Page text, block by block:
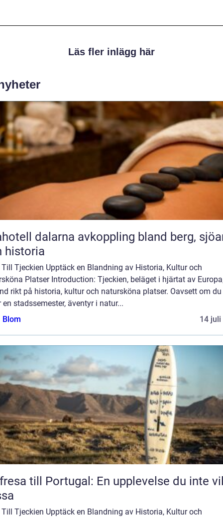
Läs fler inlägg här
avkoppling bland berg, sjöar
historia
Till Tjeckien Upptäck en Blandning av Historia, Kultur och
Platser Introduction: Tjeckien, beläget i hjärtat av
rikt på historia, kultur och natursköna platser. Oavsett om du
en stadssemester, äventyr i natur...
Blom
14 juli
till Portugal: En upplevelse du inte
Till Tjeckien Upptäck en Blandning av Historia, Kultur och